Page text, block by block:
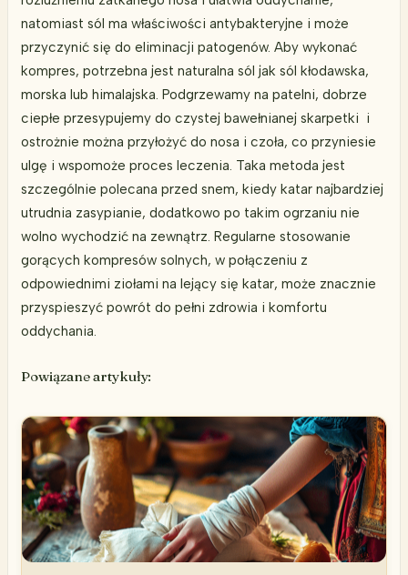
natomiast sól ma właściwości antybakteryjne i może
przyczynić się do eliminacji patogenów. Aby wykonać
kompres, potrzebna jest naturalna sól jak sól kłodawska,
morska lub himalajska. Podgrzewamy na patelni, dobrze
ciepłe przesypujemy do czystej bawełnianej skarpetki i
ostrożnie można przyłożyć do nosa i czoła, co przyniesie
ulgę i wspomoże proces leczenia. Taka metoda jest
szczególnie polecana przed snem, kiedy katar najbardziej
utrudnia zasypianie, dodatkowo po takim ogrzaniu nie
wolno wychodzić na zewnątrz. Regularne stosowanie
gorących kompresów solnych, w połączeniu z
odpowiednimi ziołami na lejący się katar, może znacznie
przyspieszyć powrót do pełni zdrowia i komfortu
oddychania.
Powiązane artykuły: